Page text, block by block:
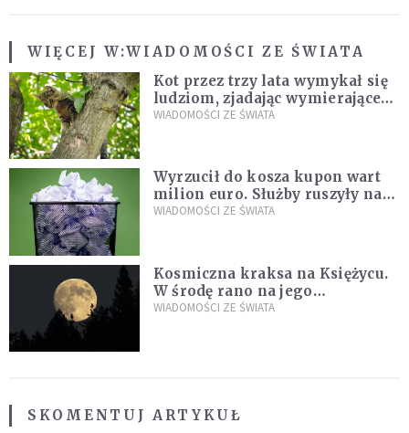
WIĘCEJ W:WIADOMOŚCI ZE ŚWIATA
Kot przez trzy lata wymykał się
ludziom, zjadając wymierające
kaczki. W końcu popełnił
WIADOMOŚCI ZE ŚWIATA
Wyrzucił do kosza kupon wart
milion euro. Służby ruszyły na
poszukiwania
WIADOMOŚCI ZE ŚWIATA
Kosmiczna kraksa na Księżycu.
W środę rano na jego
powierzchni dojdzie do
WIADOMOŚCI ZE ŚWIATA
SKOMENTUJ ARTYKUŁ